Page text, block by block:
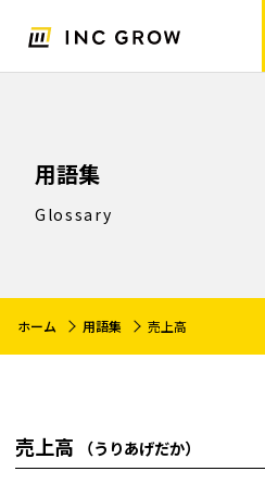
用語集
Glossary
ホーム 用語集 売上高
売上高 （うりあげだか）